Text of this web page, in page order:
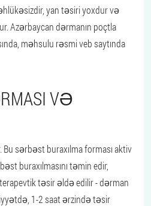
yan təsiri yoxdur və
Azərbaycan dərmanın poçtla
məhsulu rəsmi veb saytında
VƏ
sərbəst buraxılma forması aktiv
buraxılmasını təmin edir,
təsir əldə edilir - dərman
1-2 saat ərzində təsir